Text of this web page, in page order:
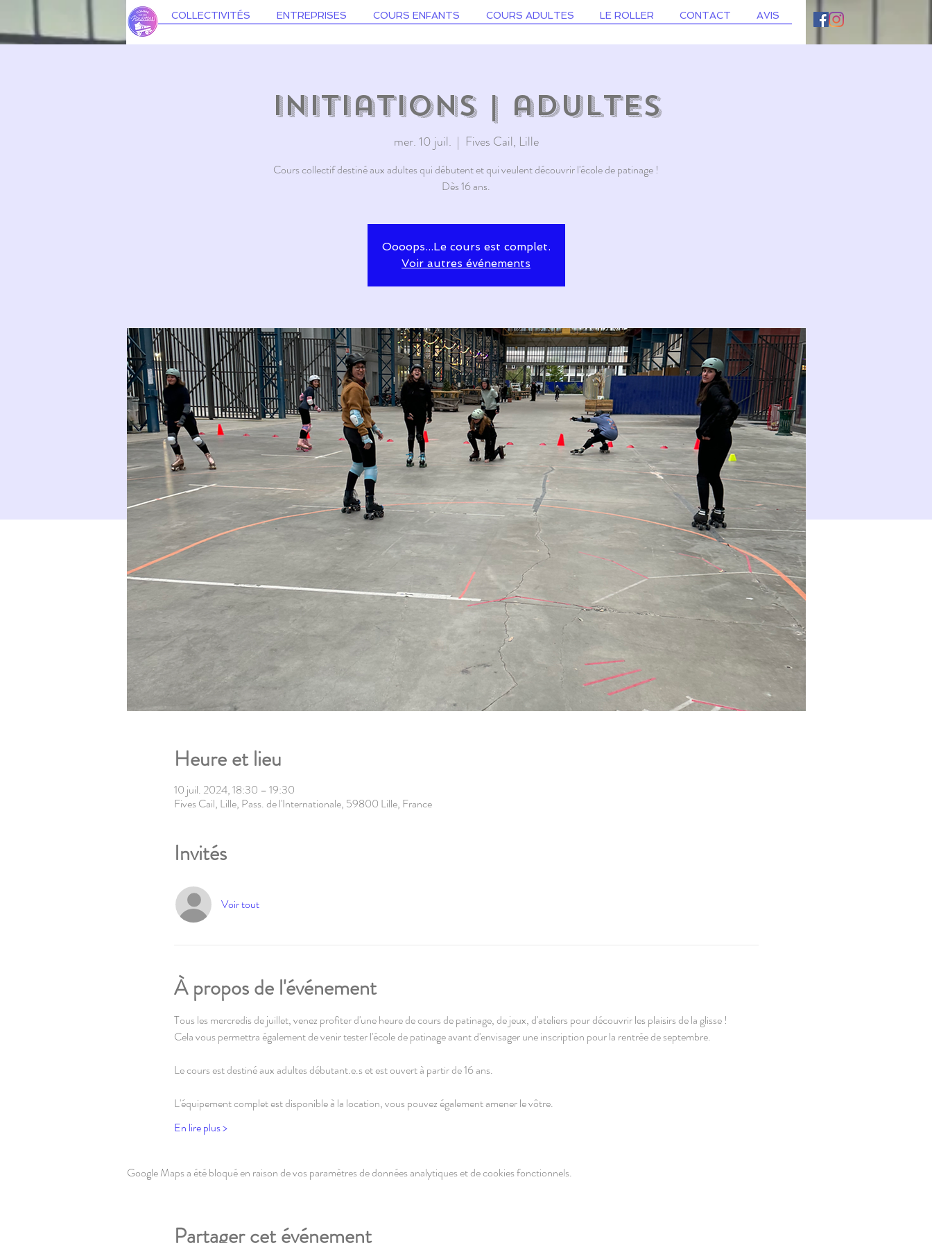
COLLECTIVITÉS ENTREPRISES COURS ENFANTS COURS ADULTES LE ROLLER CONTACT AVIS
Initiations | adultes
mer. 10 juil.
  |
Fives Cail, Lille
Cours collectif destiné aux adultes qui débutent et qui veulent découvrir l'école de patinage !
Dès 16 ans.
Oooops...Le cours est complet.
Voir autres événements
Heure et lieu
10 juil. 2024, 18:30 – 19:30
Fives Cail, Lille, Pass. de l'Internationale, 59800 Lille, France
Invités
Voir tout
À propos de l'événement
Tous les mercredis de juillet, venez profiter d'une heure de cours de patinage, de jeux, d'ateliers pour découvrir les plaisirs de la glisse !
Cela vous permettra également de venir tester l'école de patinage avant d'envisager une inscription pour la rentrée de septembre.
Le cours est destiné aux adultes débutant.e.s et est ouvert à partir de 16 ans.
L'équipement complet est disponible à la location, vous pouvez également amener le vôtre.
En lire plus >
Google Maps a été bloqué en raison de vos paramètres de données analytiques et de cookies fonctionnels.
Partager cet événement